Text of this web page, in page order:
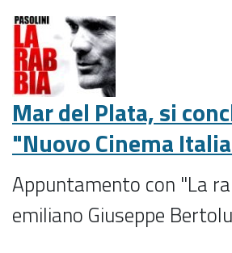
Mar del Plata, si
"Nuovo Cinema
Appuntamento con "La
emiliano Giuseppe